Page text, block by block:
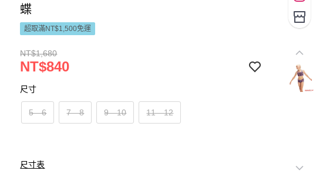
蝶
超取滿NT$1,500免運
NT$1,680
NT$840
尺寸
5—6 7—8 9—10 11—12
尺寸表